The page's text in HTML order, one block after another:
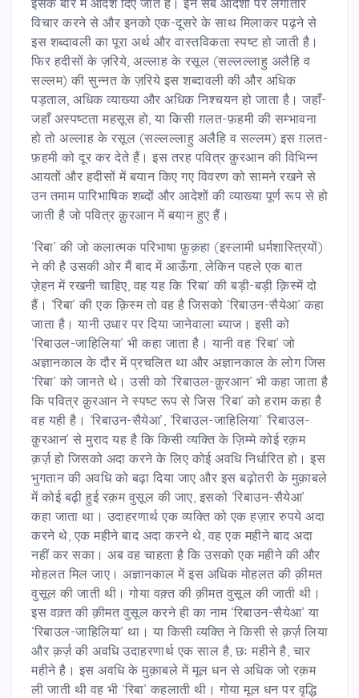
विचार करने से और इनको एक-दूसरे के साथ मिलाकर पढ़ने से
इस शब्दावली का पूरा अर्थ और वास्तविकता स्पष्ट हो जाती है।
फिर हदीसों के ज़रिये, अल्लाह के रसूल (सल्लल्लाहु अलैहि व
सल्लम) की सुन्नत के ज़रिये इस शब्दावली की और अधिक
पड़ताल, अधिक व्याख्या और अधिक निश्चयन हो जाता है। जहाँ-
जहाँ अस्पष्टता महसूस हो, या किसी ग़लत-फ़हमी की सम्भावना
हो तो अल्लाह के रसूल (सल्लल्लाहु अलैहि व सल्लम) इस ग़लत-
फ़हमी को दूर कर देते हैं। इस तरह पवित्र क़ुरआन की विभिन्न
आयतों और हदीसों में बयान किए गए विवरण को सामने रखने से
उन तमाम पारिभाषिक शब्दों और आदेशों की व्याख्या पूर्ण रूप से हो
जाती है जो पवित्र क़ुरआन में बयान हुए हैं।
‘रिबा’ की जो कलात्मक परिभाषा फ़ुक़हा (इस्लामी धर्मशास्त्रियों)
ने की है उसकी ओर मैं बाद में आऊँगा, लेकिन पहले एक बात
ज़ेहन में रखनी चाहिए, वह यह कि ‘रिबा’ की बड़ी-बड़ी क़िस्में दो
हैं। ‘रिबा’ की एक क़िस्म तो वह है जिसको ‘रिबाउन-सैयेआ’ कहा
जाता है। यानी उधार पर दिया जानेवाला ब्याज। इसी को
‘रिबाउल-जाहिलिया’ भी कहा जाता है। यानी वह ‘रिबा’ जो
अज्ञानकाल के दौर में प्रचलित था और अज्ञानकाल के लोग जिस
‘रिबा’ को जानते थे। उसी को ‘रिबाउल-क़ुरआन’ भी कहा जाता है
कि पवित्र क़ुरआन ने स्पष्ट रूप से जिस ‘रिबा’ को हराम कहा है
वह यही है। ‘रिबाउन-सैयेआ’, ‘रिबाउल-जाहिलिया’ ‘रिबाउल-
क़ुरआन’ से मुराद यह है कि किसी व्यक्ति के ज़िम्मे कोई रक़म
क़र्ज़ हो जिसको अदा करने के लिए कोई अवधि निर्धारित हो। इस
भुगतान की अवधि को बढ़ा दिया जाए और इस बढ़ोतरी के मुक़ाबले
में कोई बढ़ी हुई रक़म वुसूल की जाए, इसको ‘रिबाउन-सैयेआ’
कहा जाता था। उदाहरणार्थ एक व्यक्ति को एक हज़ार रुपये अदा
करने थे, एक महीने बाद अदा करने थे, वह एक महीने बाद अदा
नहीं कर सका। अब वह चाहता है कि उसको एक महीने की और
मोहलत मिल जाए। अज्ञानकाल में इस अधिक मोहलत की क़ीमत
वुसूल की जाती थी। गोया वक़्त की क़ीमत वुसूल की जाती थी।
इस वक़्त की क़ीमत वुसूल करने ही का नाम ‘रिबाउन-सैयेआ’ या
‘रिबाउल-जाहिलिया’ था। या किसी व्यक्ति ने किसी से क़र्ज़ लिया
और क़र्ज़ की अवधि उदाहरणार्थ एक साल है, छः महीने है, चार
महीने है। इस अवधि के मुक़ाबले में मूल धन से अधिक जो रक़म
ली जाती थी वह भी ‘रिबा’ कहलाती थी। गोया मूल धन पर वृद्धि